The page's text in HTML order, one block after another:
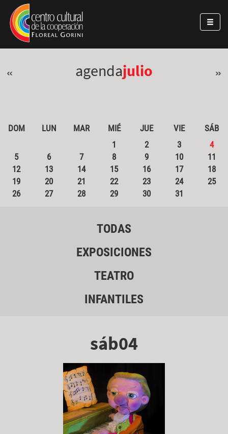
Pasar al contenido principal
Jump to main content
« agendajulio »
DOM LUN MAR MIÉ JUE VIE
SÁB
1
2 3
4
5
6 7 8 9 10
11
12
13 14 15 16 17
18
19
20 21 22 23 24
25
26
27 28 29 30 31
TODAS
EXPOSICIONES
TEATRO
INFANTILES
sáb04